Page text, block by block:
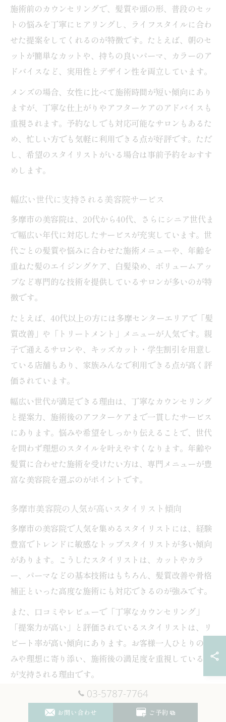
施術前のカウンセリングで、髪質や頭の形、普段のセッ
トの悩みを丁寧にヒアリングし、ライフスタイルに合わ
せた提案をしてくれるのが特徴です。たとえば、朝のセ
ットが簡単なカットや、持ちの良いパーマ、カラーのア
ドバイスなど、実用性とデザイン性を両立しています。
メンズの場合、女性に比べて施術時間が短い傾向にあり
ますが、丁寧な仕上がりやアフターケアのアドバイスも
重視されます。予約なしでも対応可能なサロンもあるた
め、忙しい方でも気軽に利用できる点が好評です。ただ
し、希望のスタイリストがいる場合は事前予約をおすす
めします。
幅広い世代に支持される美容院サービス
多摩市の美容院は、20代から40代、さらにシニア世代ま
で幅広い年代に対応したサービスが充実しています。世
代ごとの髪質や悩みに合わせた施術メニューや、年齢を
重ねた髪のエイジングケア、白髪染め、ボリュームアッ
プなど専門的な技術を提供しているサロンが多いのが特
徴です。
たとえば、40代以上の方には多摩センターエリアで「髪
質改善」や「トリートメント」メニューが人気です。親
子で通えるサロンや、キッズカット・学生割引を用意し
ている店舗もあり、家族みんなで利用できる点が高く評
価されています。
幅広い世代が満足できる理由は、丁寧なカウンセリング
と提案力、施術後のアフターケアまで一貫したサービス
にあります。悩みや希望をしっかり伝えることで、世代
を問わず理想のスタイルを叶えやすくなります。年齢や
髪質に合わせた施術を受けたい方は、専門メニューが豊
富な美容院を選ぶのがポイントです。
多摩市美容院の人気が高いスタイリスト傾向
多摩市の美容院で人気を集めるスタイリストには、経験
豊富でトレンドに敏感なトップスタイリストが多い傾向
があります。こうしたスタイリストは、カットやカラ
ー、パーマなどの基本技術はもちろん、髪質改善や骨格
補正といった高度な施術にも対応できるのが強みです。
また、口コミやレビューで「丁寧なカウンセリング」
「提案力が高い」と評価されているスタイリストは、リ
ピート率が高い傾向にあります。お客様一人ひとりの悩
みや理想に寄り添い、施術後の満足度を重視している点
が支持される理由です。
人気スタイリストを指名する際の注意点として、予約が
取りにくい場合が多く、早めの予約や空席状況の確認が
03-5787-7764
お問い合わせ ご予約